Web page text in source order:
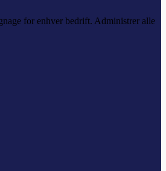
for enhver bedrift. Administrer alle